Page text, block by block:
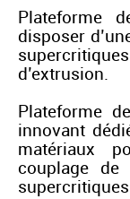
Plateforme
disposer
d’extrusion.
Plateforme
innovant
matériaux
couplage